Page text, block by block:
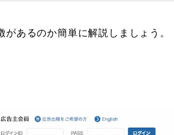
あるのか簡単に解説しましょう。